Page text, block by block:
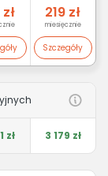
219 zł
miesięcznie
Szczegóły
zł 3 179 zł